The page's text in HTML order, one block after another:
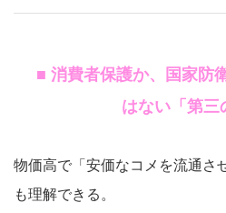
■ 消費者保護か、国家
はない「第三
物価高で「安価なコメを流通さ
も理解できる。